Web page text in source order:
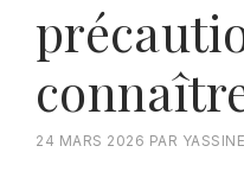
24 MARS 2026 PAR YASSINE